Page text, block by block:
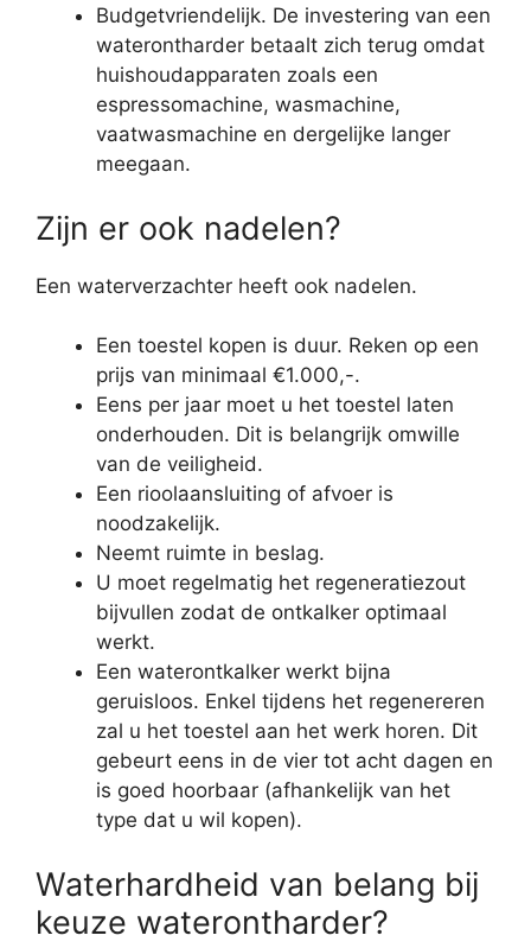
Budgetvriendelijk. De investering van een
waterontharder betaalt zich terug omdat
huishoudapparaten zoals een
espressomachine, wasmachine,
vaatwasmachine en dergelijke langer
meegaan.
Zijn er ook nadelen?
Een waterverzachter heeft ook nadelen.
Een toestel kopen is duur. Reken op een
prijs van minimaal €1.000,-.
Eens per jaar moet u het toestel laten
onderhouden. Dit is belangrijk omwille
van de veiligheid.
Een rioolaansluiting of afvoer is
noodzakelijk.
Neemt ruimte in beslag.
U moet regelmatig het regeneratiezout
bijvullen zodat de ontkalker optimaal
werkt.
Een waterontkalker werkt bijna
geruisloos. Enkel tijdens het regenereren
zal u het toestel aan het werk horen. Dit
gebeurt eens in de vier tot acht dagen en
is goed hoorbaar (afhankelijk van het
type dat u wil kopen).
Waterhardheid van belang bij
keuze waterontharder?